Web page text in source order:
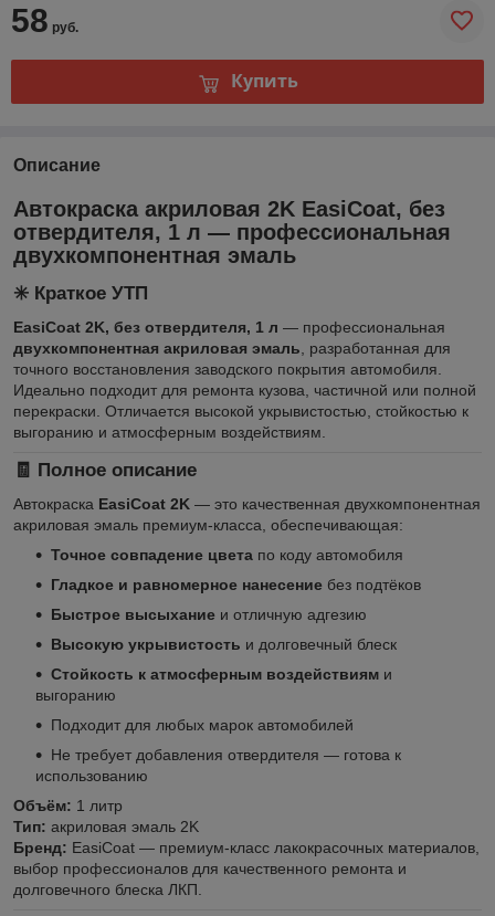
58 руб.
Купить
Описание
Автокраска акриловая 2K EasiCoat, без
отвердителя, 1 л — профессиональная
двухкомпонентная эмаль
✳️ Краткое УТП
EasiCoat 2K, без отвердителя, 1 л — профессиональная
двухкомпонентная акриловая эмаль, разработанная для
точного восстановления заводского покрытия автомобиля.
Идеально подходит для ремонта кузова, частичной или полной
перекраски. Отличается высокой укрывистостью, стойкостью к
выгоранию и атмосферным воздействиям.
🧾 Полное описание
Автокраска EasiCoat 2K — это качественная двухкомпонентная
акриловая эмаль премиум-класса, обеспечивающая:
Точное совпадение цвета по коду автомобиля
Гладкое и равномерное нанесение без подтёков
Быстрое высыхание и отличную адгезию
Высокую укрывистость и долговечный блеск
Стойкость к атмосферным воздействиям и
выгоранию
Подходит для любых марок автомобилей
Не требует добавления отвердителя — готова к
использованию
Объём: 1 литр
Тип: акриловая эмаль 2K
Бренд: EasiCoat — премиум-класс лакокрасочных материалов,
выбор профессионалов для качественного ремонта и
долговечного блеска ЛКП.